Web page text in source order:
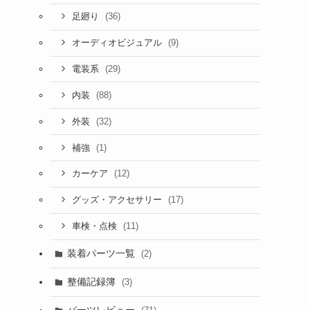
足廻り (36)
オーディオビジュアル (9)
電装系 (29)
内装 (88)
外装 (32)
補強 (1)
カーケア (12)
グッズ・アクセサリー (17)
車検・点検 (11)
装着パーツ一覧 (2)
整備記録簿 (3)